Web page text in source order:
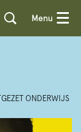
Menu
ONDERWIJS